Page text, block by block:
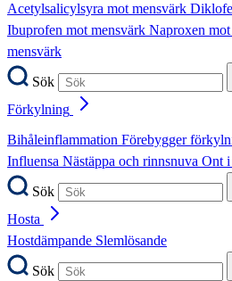
Acetylsalicylsyra mot mensvärk
Ibuprofen mot mensvärk Naproxen
mensvärk
Sök
Förkylning
Bihåleinflammation Förebygger
Influensa Nästäppa och rinnsnuva Ont i
Sök
Hosta
Hostdämpande Slemlösande
Sök